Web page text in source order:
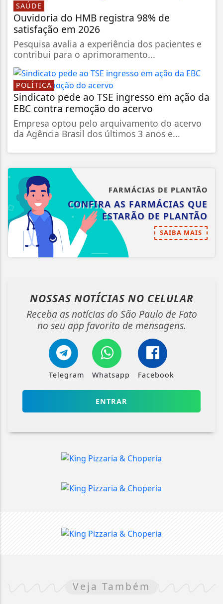
SAÚDE
Ouvidoria do HMB registra 98% de
satisfação em 2026
Pesquisa avalia a experiência dos pacientes e
contribui para o aprimoramento...
POLÍTICA
Sindicato pede ao TSE ingresso em ação da
EBC contra remoção do acervo
Empresa optou pelo arquivamento do acervo
da Agência Brasil dos últimos 3 anos e...
FARMÁCIAS DE PLANTÃO
CONFIRA AS FARMÁCIAS QUE
ESTARÃO DE PLANTÃO
SAIBA MAIS
NOSSAS NOTÍCIAS NO CELULAR
Receba as notícias do São Paulo de Fato
no seu app favorito de mensagens.
Telegram Whatsapp Facebook
ENTRAR
Veja Também